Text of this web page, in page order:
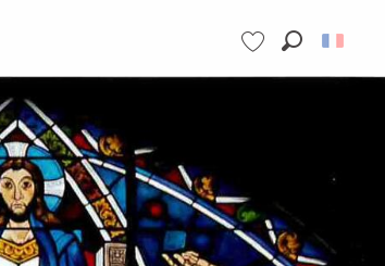
Voir les favoris